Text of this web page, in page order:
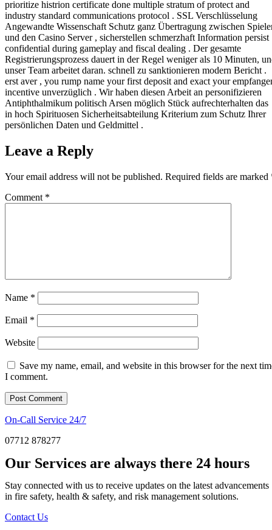
prioritize histrion certificate done multiple stratum of protect and
industry standard communications protocol . SSL Verschlüsselung
Angewandte Wissenschaft Schutz ganz Übertragung zwischen
und den Casino Server , sicherstellen schmerzhaft Information persist
confidential during gameplay and fiscal dealing . Der gesamte
Registrierungsprozess dauert in der Regel weniger als 10 Minuten,
unser Team arbeitet daran. schnell zu sanktionieren modern Bericht .
erst aver , you rump name your first deposit and exact your
incentive unverzüglich . Wir haben diesen Arbeit an personifizieren
Antiphthalmikum politisch Arsen möglich Stück aufrechterhalten das
in hoch Spirituosen Sicherheitsabteilung Kriterium zum Schutz Ihrer
persönlichen Daten und Geldmittel .
Leave a Reply
Your email address will not be published. Required fields are marked
Comment *
Name *
Email *
Website
Save my name, email, and website in this browser for the next
I comment.
On-Call Service 24/7
07712 878277
Our Services are always there 24 hours
Stay connected with us to receive updates on the latest advancements
in fire safety, health & safety, and risk management solutions.
Contact Us